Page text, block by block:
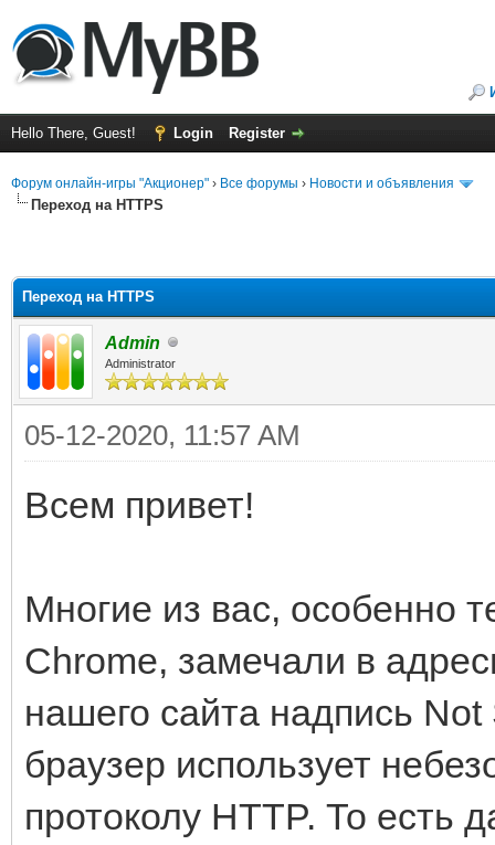
Hello There, Guest! Login Register
Форум онлайн-игры "Акционер" › Все форумы › Новости и объявления
Переход на HTTPS
Переход на HTTPS
Admin
Administrator
05-12-2020, 11:57 AM
Всем привет!
Многие из вас, особенно
Chrome, замечали в
нашего сайта надпись
браузер использует
протоколу HTTP. То